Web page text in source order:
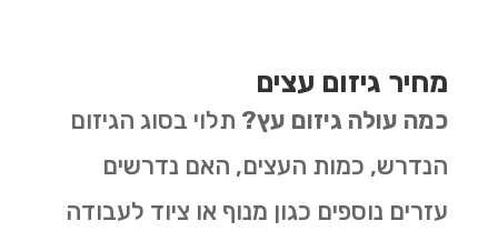
מחיר גיזום עצים
כמה עולה גיזום עץ? תלוי בסוג הגיזום
הנדרש, כמות העצים, האם נדרשים
עזרים נוספים כגון מנוף או ציוד לעבודה